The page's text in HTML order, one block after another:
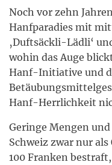
Noch vor zehn
Hanfparadies mit
‚Duftsäckli-Lädli‘
wohin das Auge
Hanf-Initiative und
Hanf-Herrlichkeit
Geringe Mengen
Schweiz zwar nur
100 Franken